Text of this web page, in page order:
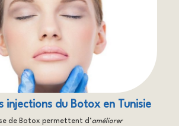
injections du Botox en Tunisie
de Botox permettent d’améliorer